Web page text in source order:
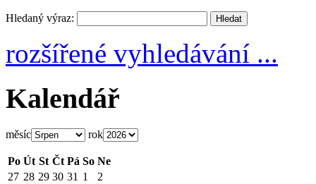
Hledaný výraz:
rozšířené vyhledávání ...
Kalendář
měsíc rok
Po Út St Čt Pá So Ne
27 28 29 30 31 1
2